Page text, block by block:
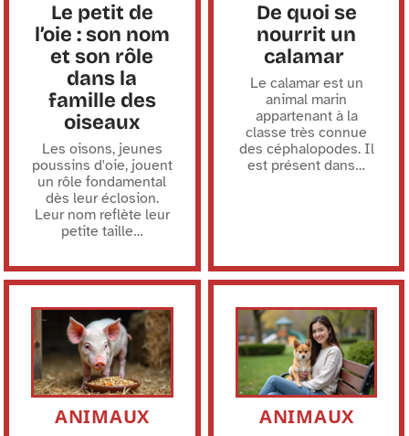
Le petit de
l’oie : son nom
et son rôle
dans la
famille des
oiseaux
Les oisons, jeunes
poussins d'oie, jouent
un rôle fondamental
dès leur éclosion.
Leur nom reflète leur
petite taille…
De quoi se
nourrit un
calamar
Le calamar est un
animal marin
appartenant à la
classe très connue
des céphalopodes. Il
est présent dans…
ANIMAUX ANIMAUX